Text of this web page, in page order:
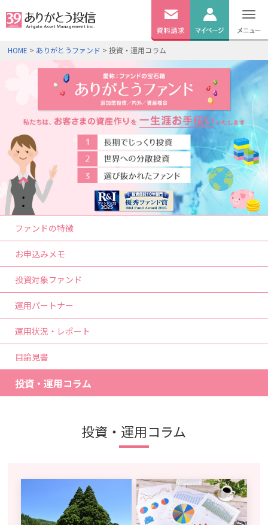
無料
請求
口座開設
HOME > ありがとうファンド > 投資・運用コラム
ファンドの特徴
お申込みメモ
投資対象ファンド
運用パートナー
運用状況・レポート
目論見書
投資・運用コラム
投資・運用コラム